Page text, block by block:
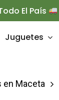
El País
Juguetes
en Maceta